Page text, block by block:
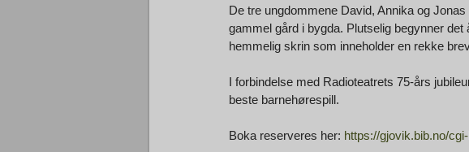
De tre ungdommene David, Annika og
gammel gård i bygda. Plutselig begynner
hemmelig skrin som inneholder en rekke
I forbindelse med Radioteatrets 75-års
beste barnehørespill.
Boka reserveres her: https://gjovik.bib.no/